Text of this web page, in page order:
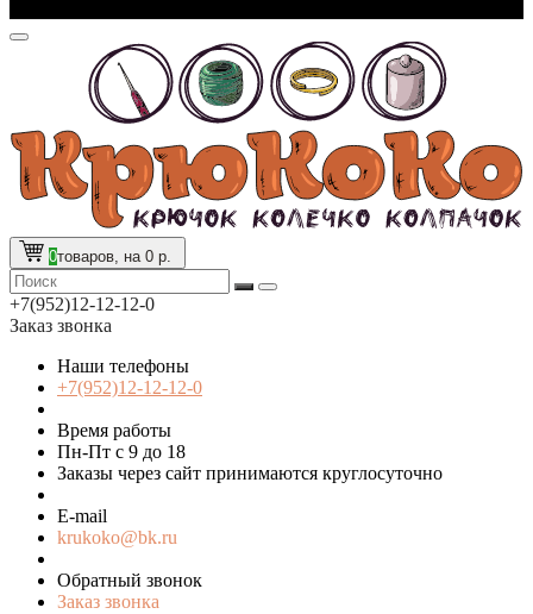
0товаров, на 0 р.
+7(952)12-12-12-0
Заказ звонка
Наши телефоны
+7(952)12-12-12-0
Время работы
Пн-Пт с 9 до 18
Заказы через сайт принимаются круглосуточно
E-mail
krukoko@bk.ru
Обратный звонок
Заказ звонка